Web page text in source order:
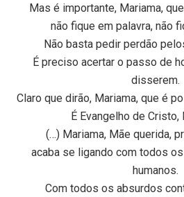
Mas é importante, Mariama,
não fique em palavra, não
Não basta pedir perdão
É preciso acertar o passo de
disserem.
Claro que dirão, Mariama, que é
É Evangelho de Cristo,
(…) Mariama, Mãe querida,
acaba se ligando com todos
humanos.
Com todos os absurdos